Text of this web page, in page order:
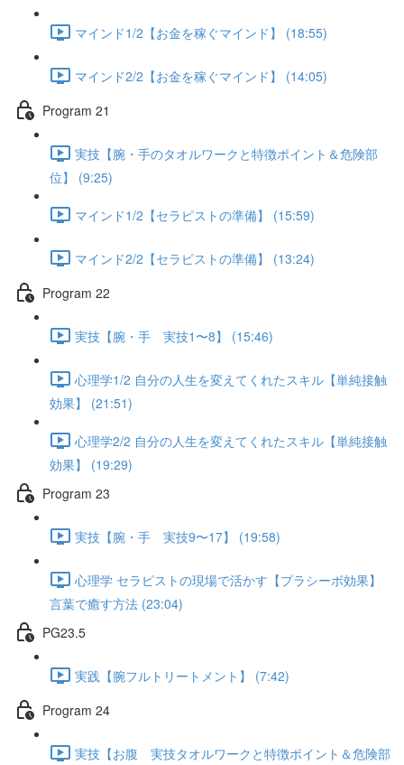
マインド1/2【お金を稼ぐマインド】 (18:55)
マインド2/2【お金を稼ぐマインド】 (14:05)
Program 21
実技【腕・手のタオルワークと特徴ポイント＆危険部
位】 (9:25)
マインド1/2【セラピストの準備】 (15:59)
マインド2/2【セラピストの準備】 (13:24)
Program 22
実技【腕・手 実技1〜8】 (15:46)
心理学1/2 自分の人生を変えてくれたスキル【単純接触
効果】 (21:51)
心理学2/2 自分の人生を変えてくれたスキル【単純接触
効果】 (19:29)
Program 23
実技【腕・手 実技9〜17】 (19:58)
心理学 セラピストの現場で活かす【プラシーボ効果】
言葉で癒す方法 (23:04)
PG23.5
実践【腕フルトリートメント】 (7:42)
Program 24
実技【お腹 実技タオルワークと特徴ポイント＆危険部